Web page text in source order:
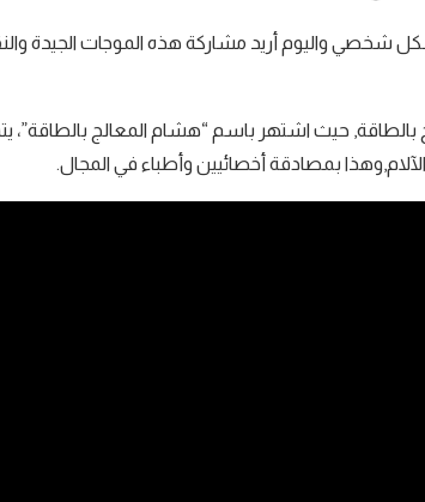
شخصي واليوم أريد مشاركة هذه الموجات الجيدة
بالطاقة, حيث اشتهر باسم “هشام المعالج بالطاقة”،
بمصادقة أخصائيين وأطباء في المجال.